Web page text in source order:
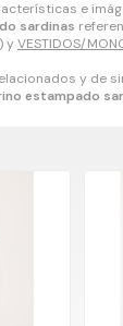
e
sardinas
y VESTIDOS/
y de
estampado